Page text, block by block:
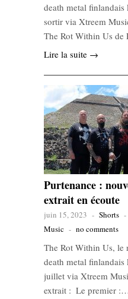
death metal finlandais
sortir via Xtreem
The Rot Within Us
Lire la suite →
Purtenance :
extrait en écoute
juin 15, 2023 - Shorts -
Music - no comments
The Rot Within Us, le
death metal finlandais
juillet via Xtreem
extrait : Le premier